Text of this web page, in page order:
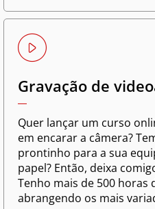
Gravação de
Quer lançar um curso
em encarar a câmera?
prontinho para a sua
papel? Então, deixa
Tenho mais de 500 horas
abrangendo os mais